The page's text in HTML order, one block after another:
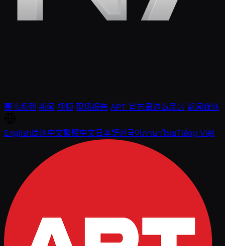
赛事系列 新闻 视频 现场报告 APT 官方周边商品店 新闻媒体
English简体中文繁體中文日本語한국어ภาษาไทยTiếng Việt